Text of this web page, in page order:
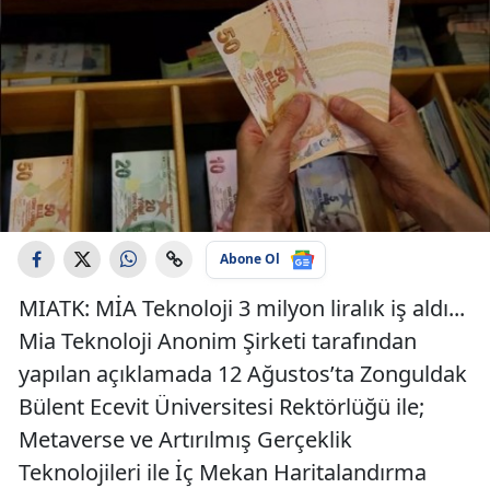
Abone Ol
MIATK: MİA Teknoloji 3 milyon liralık iş aldı...
Mia Teknoloji Anonim Şirketi tarafından
yapılan açıklamada 12 Ağustos’ta Zonguldak
Bülent Ecevit Üniversitesi Rektörlüğü ile;
Metaverse ve Artırılmış Gerçeklik
Teknolojileri ile İç Mekan Haritalandırma